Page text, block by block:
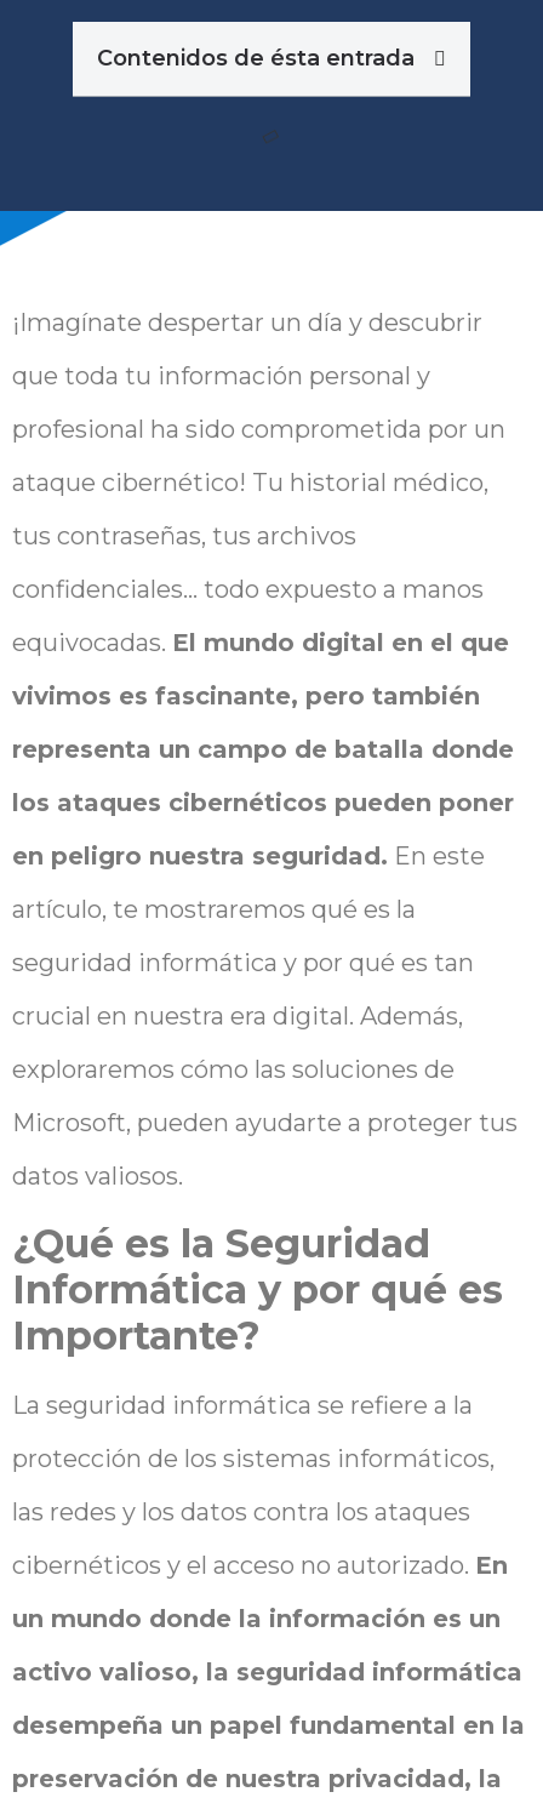
Contenidos de ésta entrada
¡Imagínate despertar un día y descubrir
que toda tu información personal y
profesional ha sido comprometida por un
ataque cibernético! Tu historial médico,
tus contraseñas, tus archivos
confidenciales… todo expuesto a manos
equivocadas. El mundo digital en el que
vivimos es fascinante, pero también
representa un campo de batalla donde
los ataques cibernéticos pueden poner
en peligro nuestra seguridad. En este
artículo, te mostraremos qué es la
seguridad informática y por qué es tan
crucial en nuestra era digital. Además,
exploraremos cómo las soluciones de
Microsoft, pueden ayudarte a proteger tus
datos valiosos.
¿Qué es la Seguridad
Informática y por qué es
Importante?
La seguridad informática se refiere a la
protección de los sistemas informáticos,
las redes y los datos contra los ataques
cibernéticos y el acceso no autorizado. En
un mundo donde la información es un
activo valioso, la seguridad informática
desempeña un papel fundamental en la
preservación de nuestra privacidad, la